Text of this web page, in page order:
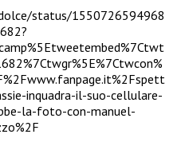
status/1550726594968
inquadra-il-suo-cellulare-
la-foto-con-manuel-